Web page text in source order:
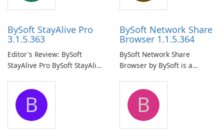
BySoft StayAlive Pro
3.1.5.363
Editor's Review: BySoft
StayAlive Pro BySoft StayAlive
application designed to
ensure the continuous and
uninterrupted operation of
your computer system.
BySoft Network Share
Browser 1.1.5.364
BySoft Network Share
Browser by BySoft is a
application that allows users
to easily browse and manage
shared folders on their
network.
B B